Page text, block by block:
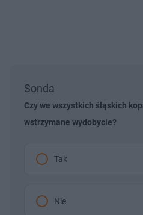
Sonda
Czy we wszystkich śląskich
wstrzymane wydobycie?
Tak
Nie